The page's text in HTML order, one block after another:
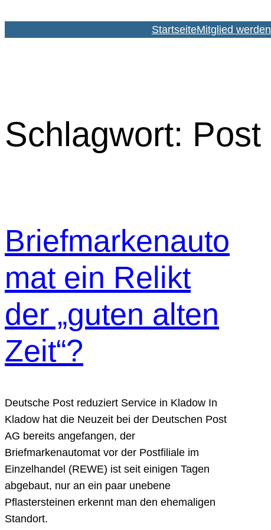
StartseiteMitglied werden
Schlagwort: Post
Briefmarkenauto
mat ein Relikt
der „guten alten
Zeit“?
Deutsche Post reduziert Service in Kladow In
Kladow hat die Neuzeit bei der Deutschen Post
AG bereits angefangen, der
Briefmarkenautomat vor der Postfiliale im
Einzelhandel (REWE) ist seit einigen Tagen
abgebaut, nur an ein paar unebene
Pflastersteinen erkennt man den ehemaligen
Standort.